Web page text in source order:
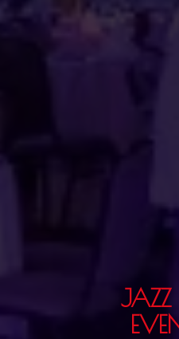
JAZZ